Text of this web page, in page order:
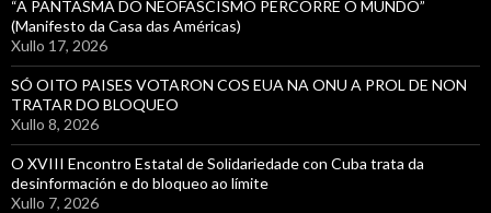
“A PANTASMA DO NEOFASCISMO PERCORRE O MUNDO”
(Manifesto da Casa das Américas)
Xullo 17, 2026
SÓ OITO PAISES VOTARON COS EUA NA ONU A PROL DE NON
TRATAR DO BLOQUEO
Xullo 8, 2026
O XVIII Encontro Estatal de Solidariedade con Cuba trata da
desinformación e do bloqueo ao límite
Xullo 7, 2026